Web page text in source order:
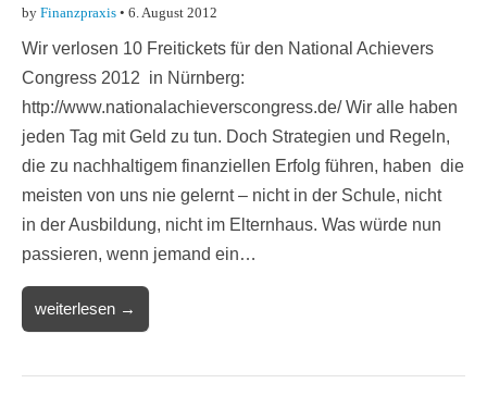
by Finanzpraxis • 6. August 2012
Wir verlosen 10 Freitickets für den National Achievers
Congress 2012 in Nürnberg:
http://www.nationalachieverscongress.de/ Wir alle haben
jeden Tag mit Geld zu tun. Doch Strategien und Regeln,
die zu nachhaltigem finanziellen Erfolg führen, haben die
meisten von uns nie gelernt – nicht in der Schule, nicht
in der Ausbildung, nicht im Elternhaus. Was würde nun
passieren, wenn jemand ein…
weiterlesen →